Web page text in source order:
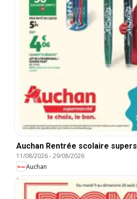
Auchan Rentrée scolaire supers
11/08/2026-29/08/2026
Auchan